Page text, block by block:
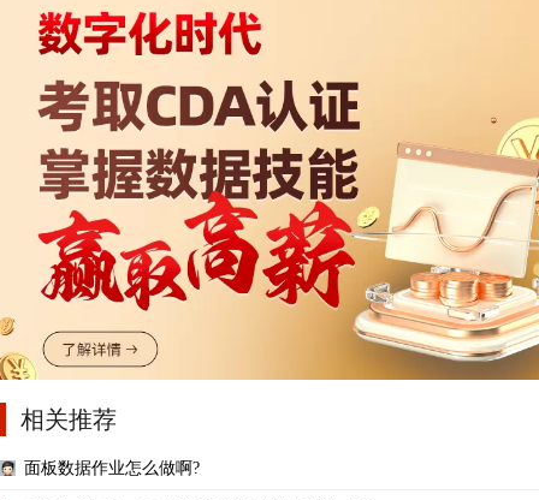
相关推荐
面板数据作业怎么做啊?